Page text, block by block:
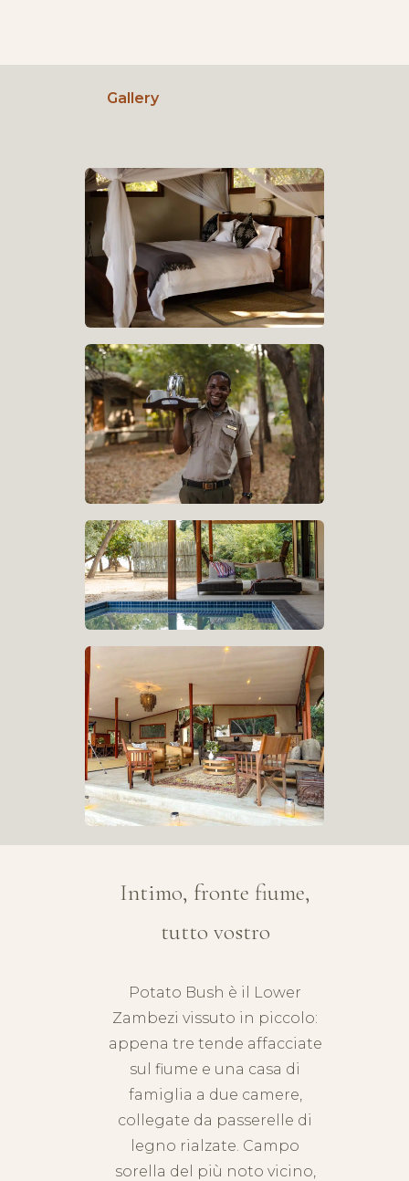
Gallery
Intimo, fronte fiume,
tutto vostro
Potato Bush è il Lower
Zambezi vissuto in piccolo:
appena tre tende affacciate
sul fiume e una casa di
famiglia a due camere,
collegate da passerelle di
legno rialzate. Campo
sorella del più noto vicino,